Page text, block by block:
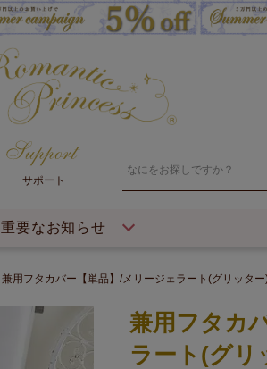
サポート
重要なお知らせ
兼用フタカバー【単品】/メリージェラート(グリッター
兼用フタカ
ラート(グリ